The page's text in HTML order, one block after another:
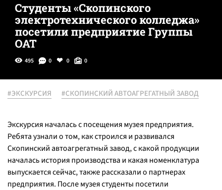
Студенты «Скопинского
электротехнического колледжа»
посетили предприятие Группы
ОАТ
495 0 0 0
#ЭКСКУРСИЯ #СКОПИНСКИЙ АВТОАГРЕГАТНЫЙ ЗАВОД
Экскурсия началась с посещения музея предприятия.
Ребята узнали о том, как строился и развивался
Скопинский автоагрегатный завод, с какой продукции
началась история производства и какая номенклатура
выпускается сейчас, также рассказали о партнерах
предприятия. После музея студенты посетили